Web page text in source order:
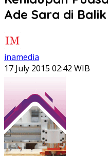
Ade Sara di
inamedia
17 July 2015 02:42 WIB